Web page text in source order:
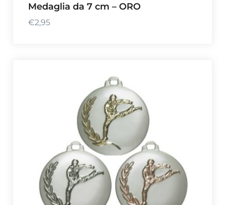
Medaglia da 7 cm – ORO
€2,95